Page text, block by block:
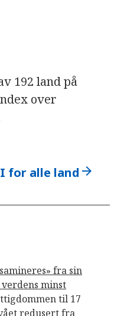
192 land på
over
for alle land arrow_forward
fra sin
minst
til 17
redusert fra